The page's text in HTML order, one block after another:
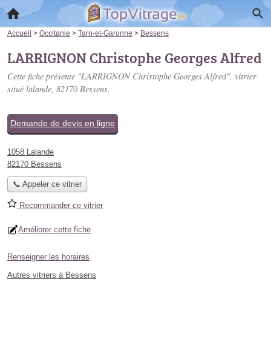
Accueil > Occitanie > Tarn-et-Garonne > Bessens
LARRIGNON Christophe Georges Alfred
Cette fiche présente "LARRIGNON Christophe Georges Alfred", vitrier
situé lalande, 82170 Bessens.
Demande de devis en ligne
1058 Lalande
82170 Bessens
📞 Appeler ce vitrier
Recommander ce vitrier
Améliorer cette fiche
Renseigner les horaires
Autres vitriers à Bessens